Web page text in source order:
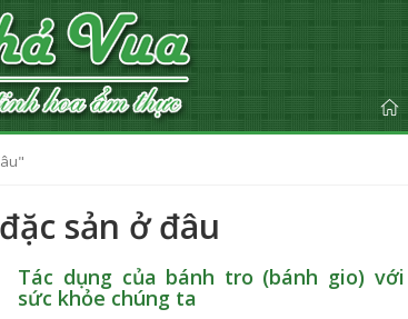
sản ở đâu
Tác dụng của bánh tro (bánh gio) với
sức khỏe chúng ta